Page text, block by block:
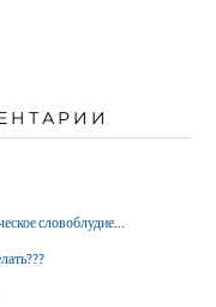
словоблудие…